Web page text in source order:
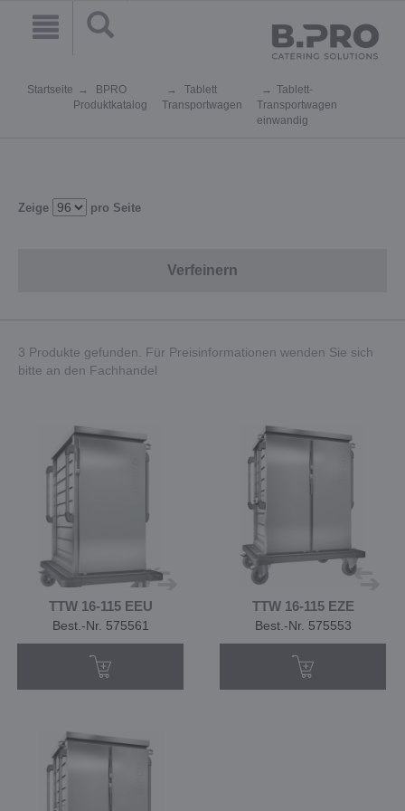
Startseite
BPRO
Produktkatalog
Tablett
Transportwagen
Tablett-
Transportwagen
einwandig
Zeige pro Seite
Verfeinern
3 Produkte gefunden. Für Preisinformationen wenden Sie sich
bitte an den Fachhandel
TTW 16-115 EEU
Best.-Nr. 575561
TTW 16-115 EZE
Best.-Nr. 575553